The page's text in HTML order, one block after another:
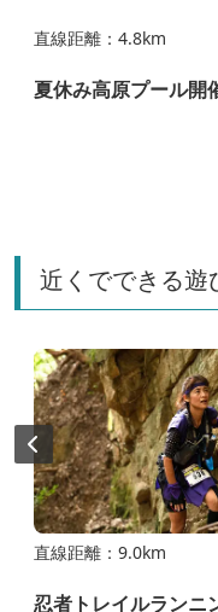
直線距離：4.8km
夏休み高原プール開
近くでできる遊
直線距離：9.0km
忍者トレイルランニ